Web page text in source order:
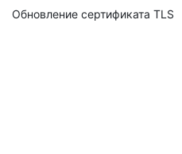
Обновление сертификата TLS